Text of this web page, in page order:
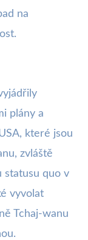
na
plány a
které jsou
zvláště
statusu quo v
vyvolat
Tchaj-wanu